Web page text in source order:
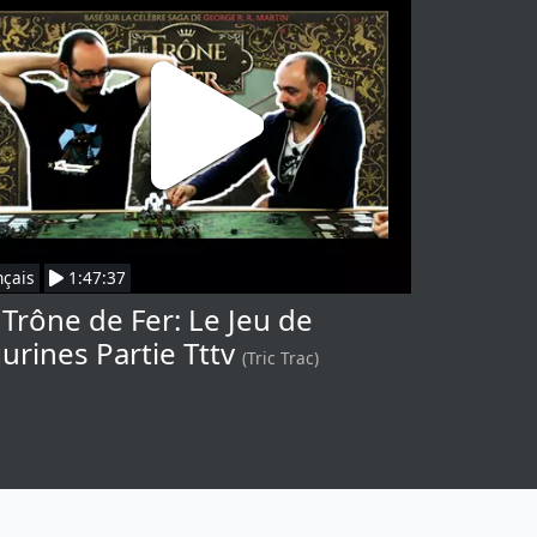
1:47:37
de Fer: Le Jeu de
Partie Tttv (Tric Trac)